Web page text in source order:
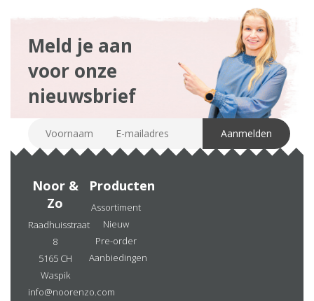
Meld je aan
voor onze
nieuwsbrief
Noor &
Zo
Raadhuisstraat
8
5165 CH
Waspik
info@noorenzo.com
Producten
Assortiment
Nieuw
Pre-order
Aanbiedingen